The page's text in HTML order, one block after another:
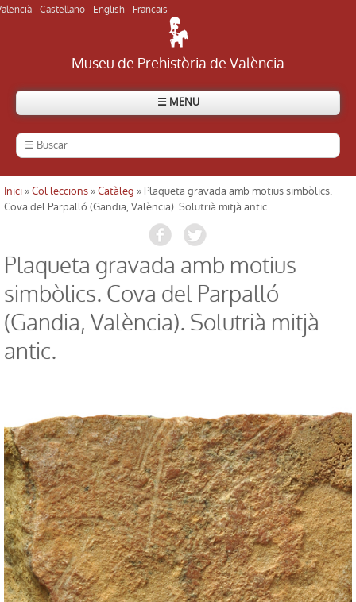
Museu de Prehistòria de València
☰ MENU
El Museu
Història del museu
Visitar els jaciments
Directori
Actualitat
Activitats
Col·lecció
Catàleg
Sales del Museu
Prehistòria
Cultura ibèrica
Castellano English Français
Usted está aquí
Inici »Col·leccions »Catàleg » Plaqueta gravada amb motius simbòlics.
Cova del Parpalló (Gandia, València). Solutrià mitjà antic.
Plaqueta gravada amb motius
simbòlics. Cova del Parpalló
(Gandia, València). Solutrià mitjà
antic.